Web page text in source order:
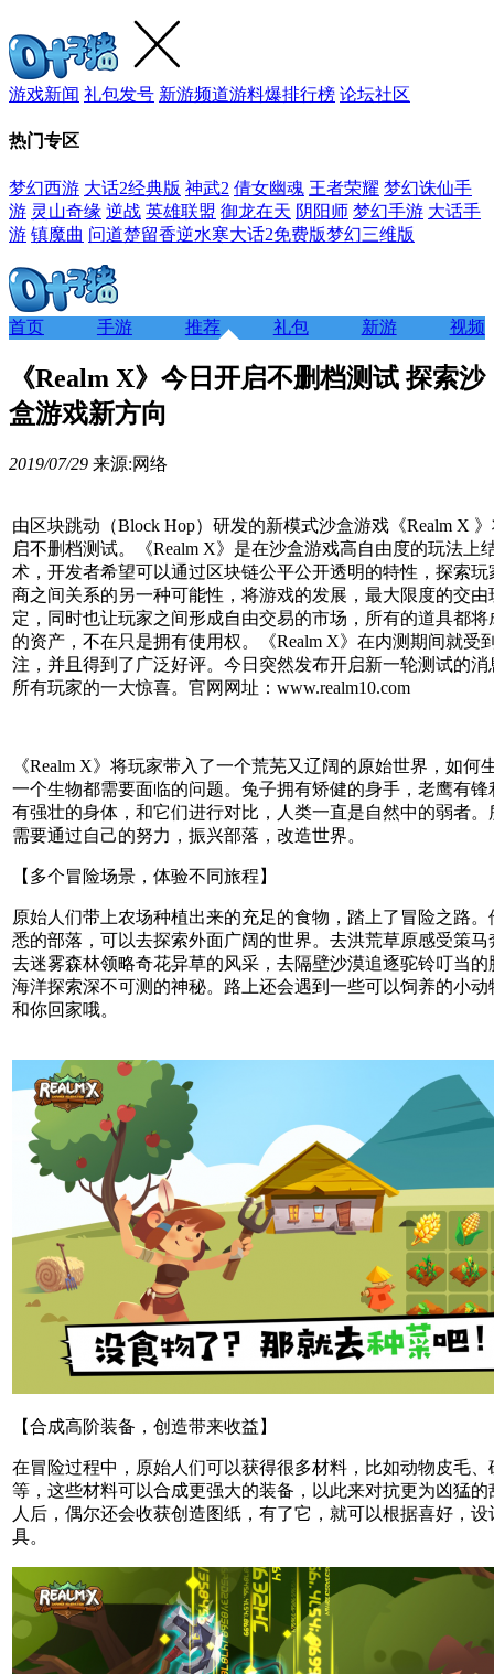
游戏新闻 礼包发号 新游频道游料爆排行榜 论坛社区
热门专区
梦幻西游 大话2经典版 神武2 倩女幽魂 王者荣耀 梦幻诛仙手
游 灵山奇缘 逆战 英雄联盟 御龙在天 阴阳师 梦幻手游 大话手
游 镇魔曲 问道楚留香逆水寒大话2免费版梦幻三维版
首页 手游 推荐 礼包 新游 视频
《Realm X》今日开启不删档测试 探索沙
盒游戏新方向
2019/07/29 来源:网络
由区块跳动（Block Hop）研发的新模式沙盒游戏《Realm X
启不删档测试。《Realm X》是在沙盒游戏高自由度的玩法上
术，开发者希望可以通过区块链公平公开透明的特性，探索玩
商之间关系的另一种可能性，将游戏的发展，最大限度的交由
定，同时也让玩家之间形成自由交易的市场，所有的道具都将
的资产，不在只是拥有使用权。《Realm X》在内测期间就受
注，并且得到了广泛好评。今日突然发布开启新一轮测试的消
所有玩家的一大惊喜。官网网址：www.realm10.com
《Realm X》将玩家带入了一个荒芜又辽阔的原始世界，如何
一个生物都需要面临的问题。兔子拥有矫健的身手，老鹰有锋
有强壮的身体，和它们进行对比，人类一直是自然中的弱者。
需要通过自己的努力，振兴部落，改造世界。
【多个冒险场景，体验不同旅程】
原始人们带上农场种植出来的充足的食物，踏上了冒险之路
悉的部落，可以去探索外面广阔的世界。去洪荒草原感受策马
去迷雾森林领略奇花异草的风采，去隔壁沙漠追逐驼铃叮当的
海洋探索深不可测的神秘。路上还会遇到一些可以饲养的小动
和你回家哦。
【合成高阶装备，创造带来收益】
在冒险过程中，原始人们可以获得很多材料，比如动物皮毛、
等，这些材料可以合成更强大的装备，以此来对抗更为凶猛的
人后，偶尔还会收获创造图纸，有了它，就可以根据喜好，设
具。